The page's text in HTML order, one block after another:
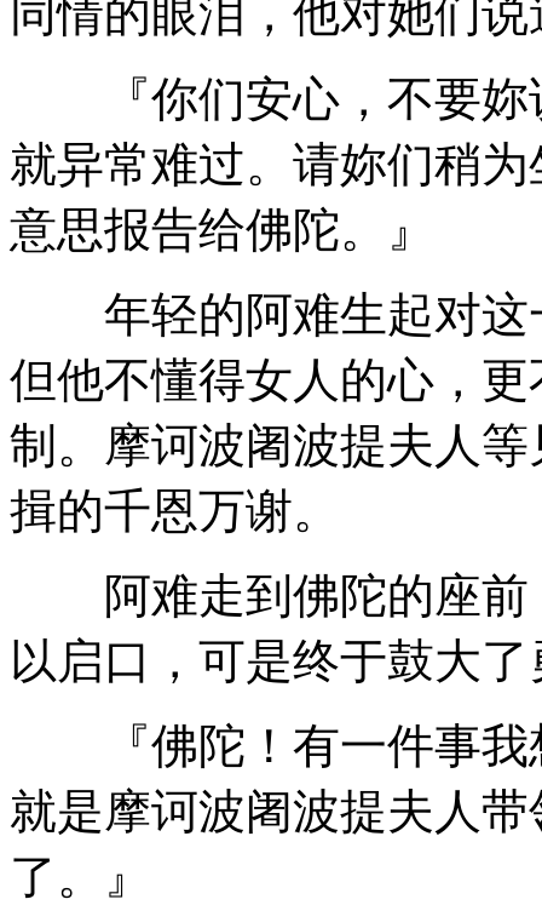
同情的眼泪，他对她们说
『你们安心，不要妳
就异常难过。请妳们稍
意思报告给佛陀。』
年轻的阿难生起对这
但他不懂得女人的心，
制。摩诃波阇波提夫人
揖的千恩万谢。
阿难走到佛陀的座前
以启口，可是终于鼓大
『佛陀！有一件事我
就是摩诃波阇波提夫人
了。』